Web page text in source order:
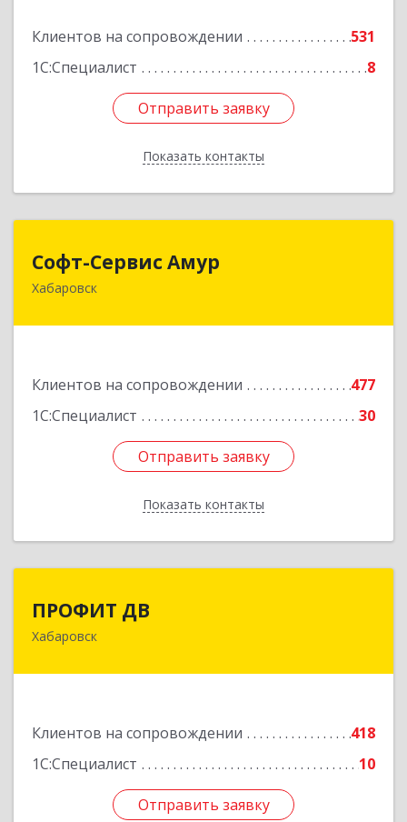
Клиентов на сопровождении
531
1С:Специалист
8
Отправить заявку
Показать контакты
Подробнее
Отправить заявку
Назад
Софт-Сервис Амур
Хабаровск
Клиентов на сопровождении
477
1С:Специалист
30
Отправить заявку
Показать контакты
680000, Хабаровский край, Хабаровск г,
Отправить заявку
Назад
ПРОФИТ ДВ
Хабаровск
Клиентов на сопровождении
418
1С:Специалист
10
Отправить заявку
680000, Хабаровский край, Хабаровск г,
Отправить заявку